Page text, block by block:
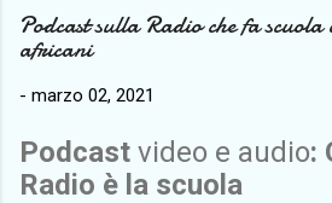
Podcast sulla Radio che fa
africani
- marzo 02, 2021
Podcast video e audio:
Radio è la scuola